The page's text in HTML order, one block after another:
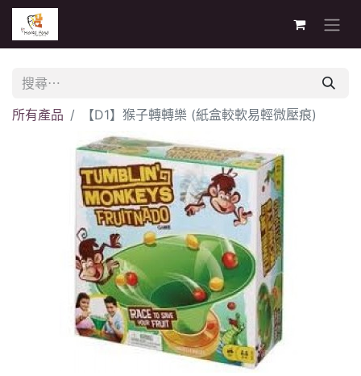
所有產品 【D1】猴子轉轉樂 (紙盒較軟易輕微壓痕)